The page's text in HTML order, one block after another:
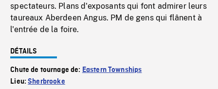
spectateurs. Plans d'exposants qui font admirer leurs
taureaux Aberdeen Angus. PM de gens qui flânent à
l'entrée de la foire.
DÉTAILS
Chute de tournage de: Eastern Townships
Lieu:Sherbrooke